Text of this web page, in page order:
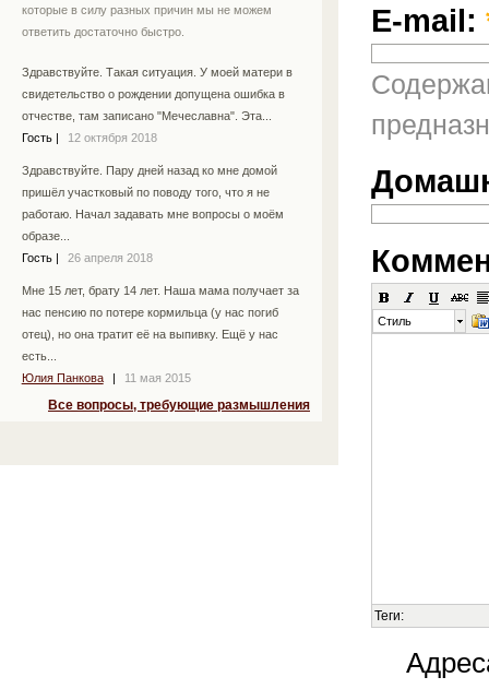
которые в силу разных причин мы не можем
ответить достаточно быстро.
Здравствуйте. Такая ситуация. У моей матери в
свидетельство о рождении допущена ошибка в
отчестве, там записано "Мечеславна". Эта...
Гость
12 октября 2018
Здравствуйте. Пару дней назад ко мне домой
пришёл участковый по поводу того, что я не
работаю. Начал задавать мне вопросы о моём
образе...
Гость
26 апреля 2018
Мне 15 лет, брату 14 лет. Наша мама получает за
нас пенсию по потере кормильца (у нас погиб
отец), но она тратит её на выпивку. Ещё у нас
есть...
Юлия Панкова
11 мая 2015
Все вопросы, требующие размышления
E-mail:
Стиль
Теги: